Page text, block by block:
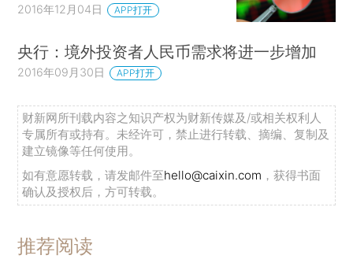
2016年12月04日 APP打开
央行：境外投资者人民币需求将进一步增加
2016年09月30日 APP打开
财新网所刊载内容之知识产权为财新传媒及/或相关权利人
专属所有或持有。未经许可，禁止进行转载、摘编、复制及
建立镜像等任何使用。
如有意愿转载，请发邮件至hello@caixin.com ，获得书面
确认及授权后，方可转载。
推荐阅读